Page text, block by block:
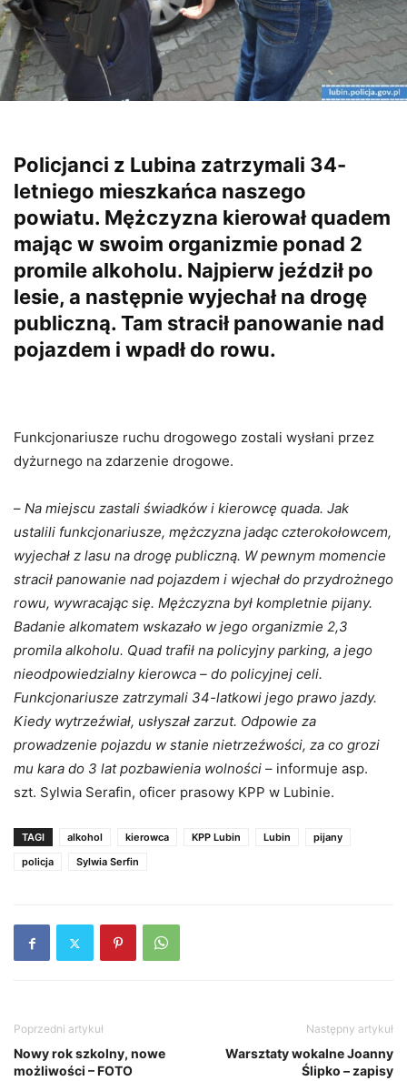
Policjanci z Lubina zatrzymali 34-
letniego mieszkańca naszego
powiatu. Mężczyzna kierował quadem
mając w swoim organizmie ponad 2
promile alkoholu. Najpierw jeździł po
lesie, a następnie wyjechał na drogę
publiczną. Tam stracił panowanie nad
pojazdem i wpadł do rowu.
Funkcjonariusze ruchu drogowego zostali wysłani przez
dyżurnego na zdarzenie drogowe.
– Na miejscu zastali świadków i kierowcę quada. Jak
ustalili funkcjonariusze, mężczyzna jadąc czterokołowcem,
wyjechał z lasu na drogę publiczną. W pewnym momencie
stracił panowanie nad pojazdem i wjechał do przydrożnego
rowu, wywracając się. Mężczyzna był kompletnie pijany.
Badanie alkomatem wskazało w jego organizmie 2,3
promila alkoholu. Quad trafił na policyjny parking, a jego
nieodpowiedzialny kierowca – do policyjnej celi.
Funkcjonariusze zatrzymali 34-latkowi jego prawo jazdy.
Kiedy wytrzeźwiał, usłyszał zarzut. Odpowie za
prowadzenie pojazdu w stanie nietrzeźwości, za co grozi
mu kara do 3 lat pozbawienia wolności – informuje asp.
szt. Sylwia Serafin, oficer prasowy KPP w Lubinie.
TAGI alkohol kierowca KPP Lubin Lubin
pijany
policja
Sylwia Serfin
Poprzedni artykuł
Nowy rok szkolny, nowe
możliwości – FOTO
Następny artykuł
Warsztaty wokalne Joanny
Ślipko – zapisy